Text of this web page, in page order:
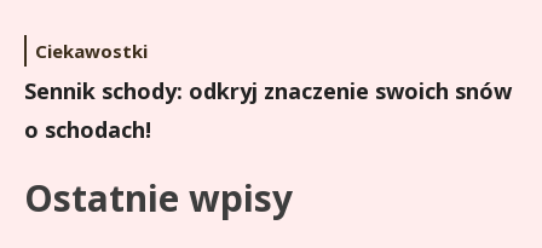
Ciekawostki
Sennik schody: odkryj znaczenie swoich snów
o schodach!
Ostatnie wpisy